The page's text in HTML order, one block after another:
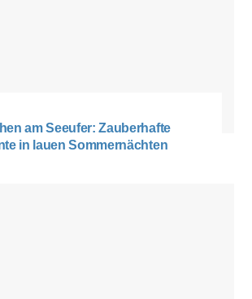
am Seeufer: Zauberhafte
in lauen Sommernächten